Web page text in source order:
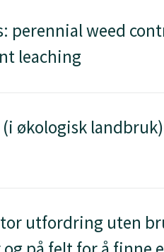
perennial weed
leaching
økologisk
utfordring uten